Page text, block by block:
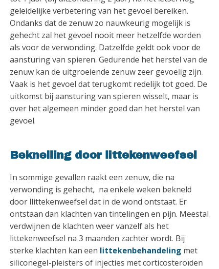
geleidelijke verbetering van het gevoel bereiken.
Ondanks dat de zenuw zo nauwkeurig mogelijk is
gehecht zal het gevoel nooit meer hetzelfde worden
als voor de verwonding. Datzelfde geldt ook voor de
aansturing van spieren. Gedurende het herstel van de
zenuw kan de uitgroeiende zenuw zeer gevoelig zijn.
Vaak is het gevoel dat terugkomt redelijk tot goed. De
uitkomst bij aansturing van spieren wisselt, maar is
over het algemeen minder goed dan het herstel van
gevoel.
Beknelling door littekenweefsel
In sommige gevallen raakt een zenuw, die na
verwonding is gehecht, na enkele weken bekneld
door llittekenweefsel dat in de wond ontstaat. Er
ontstaan dan klachten van tintelingen en pijn. Meestal
verdwijnen de klachten weer vanzelf als het
littekenweefsel na 3 maanden zachter wordt. Bij
sterke klachten kan een littekenbehandeling met
siliconegel-pleisters of injecties met corticosteroïden